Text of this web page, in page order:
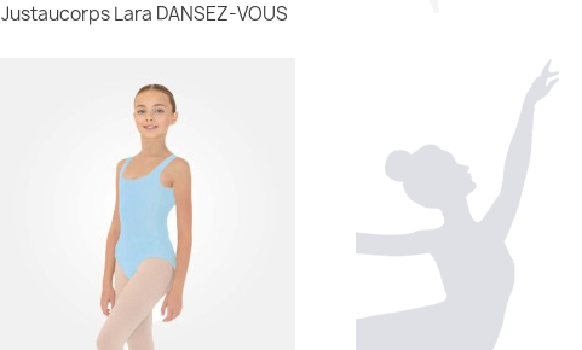
Justaucorps Lara DANSEZ-VOUS